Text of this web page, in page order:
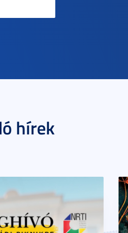
hírek